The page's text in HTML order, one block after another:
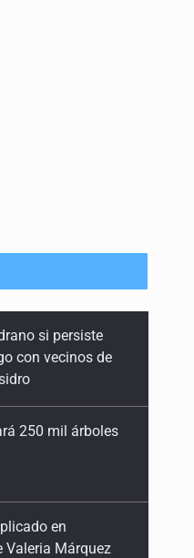
250 mil árboles
en
reclutador de
a dos